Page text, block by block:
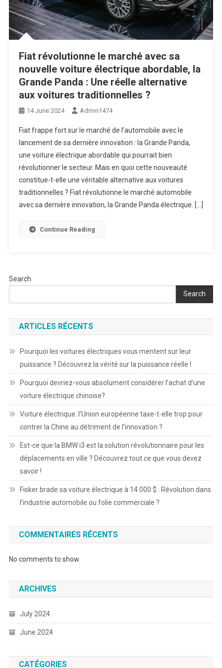
Fiat révolutionne le marché avec sa
nouvelle voiture électrique abordable, la
Grande Panda : Une réelle alternative
aux voitures traditionnelles ?
14 June 2024 Admin1474
Fiat frappe fort sur le marché de l’automobile avec le
lancement de sa dernière innovation : la Grande Panda,
une voiture électrique abordable qui pourrait bien
révolutionner le secteur. Mais en quoi cette nouveauté
constitue-t-elle une véritable alternative aux voitures
traditionnelles ? Fiat révolutionne le marché automobile
avec sa dernière innovation, la Grande Panda électrique. […]
Continue Reading
Search
Search
ARTICLES RÉCENTS
Pourquoi les voitures électriques vous mentent sur leur
puissance ? Découvrez la vérité sur la puissance réelle !
Pourquoi devriez-vous absolument considérer l’achat d’une
voiture électrique chinoise?
Voiture électrique: l’Union européenne taxe-t-elle trop pour
contrer la Chine au détriment de l’innovation ?
Est-ce que la BMW i3 est la solution révolutionnaire pour les
déplacements en ville ? Découvrez tout ce que vous devez
savoir !
Fisker brade sa voiture électrique à 14 000 $ : Révolution dans
l’industrie automobile ou folie commerciale ?
COMMENTAIRES RÉCENTS
No comments to show.
ARCHIVES
July 2024
June 2024
CATÉGORIES